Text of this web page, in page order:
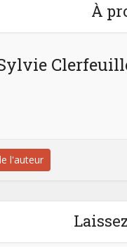
À
l'auteur